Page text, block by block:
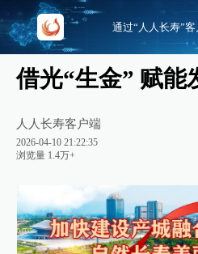
借光“生金” 赋能
人人长寿客户端
2026-04-10 21:22:35
浏览量 1.4万+
通过“人人长寿”